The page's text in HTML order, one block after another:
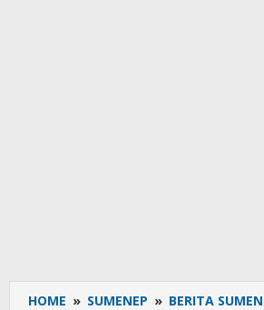
HOME » SUMENEP » BERITA